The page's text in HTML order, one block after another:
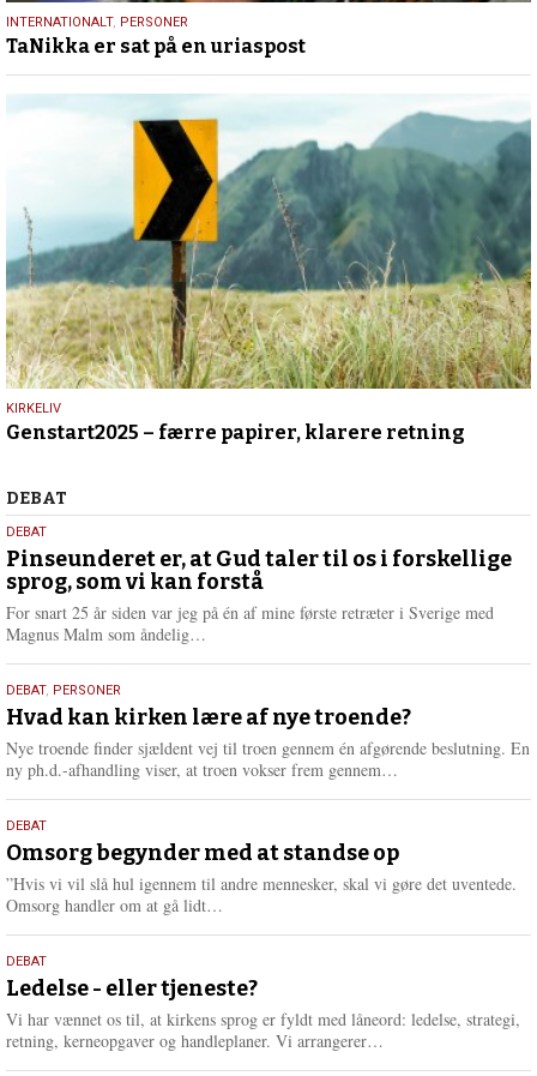
13.
marts
2026
INTERNATIONALT, PERSONER
TaNikka er sat på en uriaspost
29.
december
KIRKELIV
Genstart2025 – færre papirer, klarere retning
Debat
DEBAT
5.
august
2026
DEBAT
Pinseunderet er, at Gud taler til os i forskellige
sprog, som vi kan forstå
For snart 25 år siden var jeg på én af mine første retræter i Sverige med
Magnus Malm som åndelig…
e
r
e
25.
juli
2026
DEBAT, PERSONER
Hvad kan kirken lære af nye troende?
Nye troende finder sjældent vej til troen gennem én afgørende beslutning. En
ny ph.d.-afhandling viser, at troen vokser frem gennem…
e
r
e
9.
juli
2026
DEBAT
Omsorg begynder med at standse op
”Hvis vi vil slå hul igennem til andre mennesker, skal vi gøre det uventede.
Omsorg handler om at gå lidt…
e
r
e
10.
juni
2026
DEBAT
Ledelse - eller tjeneste?
Vi har vænnet os til, at kirkens sprog er fyldt med låneord: ledelse, strategi,
retning, kerneopgaver og handleplaner. Vi arrangerer…